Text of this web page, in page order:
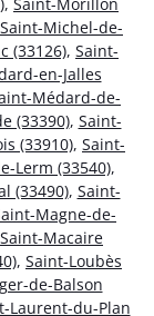
Saint-Michel-de-
(33126), Saint-
en-Jalles
Médard-de-
(33390), Saint-
(33910), Saint-
Lerm (33540),
(33490), Saint-
Magne-de-
Saint-Macaire
, Saint-Loubès
de-Balson
Laurent-du-Plan